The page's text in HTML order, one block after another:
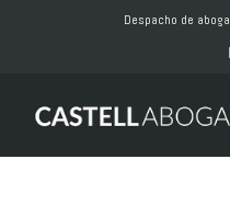
Despacho de